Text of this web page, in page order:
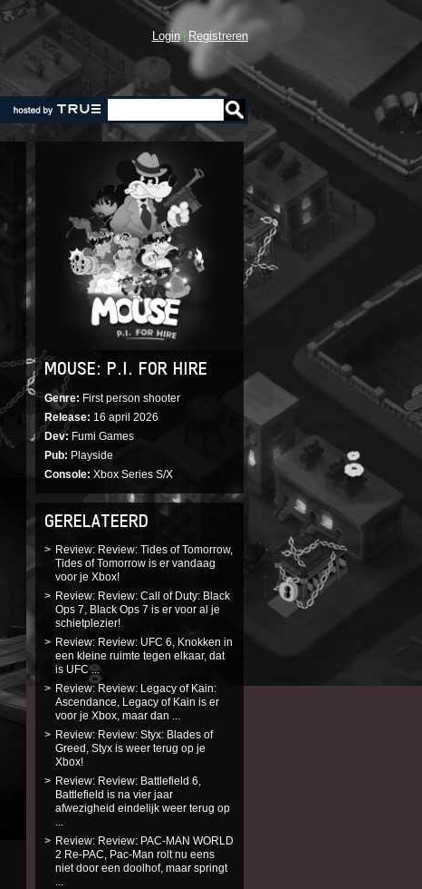
Registreren
Login
MOUSE: P.I. FOR HIRE
Genre First person shooter
Release 16 april 2026
Dev Fumi Games
Pub Playside
Console Xbox Series S/X
GERELATEERD
Review: Review: Tides of Tomorrow,
Tides of Tomorrow is er vandaag
voor je Xbox!
Review: Review: Call of Duty: Black
Ops 7, Black Ops 7 is er voor al je
schietplezier!
Review: Review: UFC 6, Knokken in
een kleine ruimte tegen elkaar, dat
is UFC ...
Review: Review: Legacy of Kain:
Ascendance, Legacy of Kain is er
voor je Xbox, maar dan ...
Review: Review: Styx: Blades of
Greed, Styx is weer terug op je
Xbox!
Review: Review: Battlefield 6,
Battlefield is na vier jaar
afwezigheid eindelijk weer terug op
...
Review: Review: PAC-MAN WORLD
2 Re-PAC, Pac-Man rolt nu eens
niet door een doolhof, maar springt
...